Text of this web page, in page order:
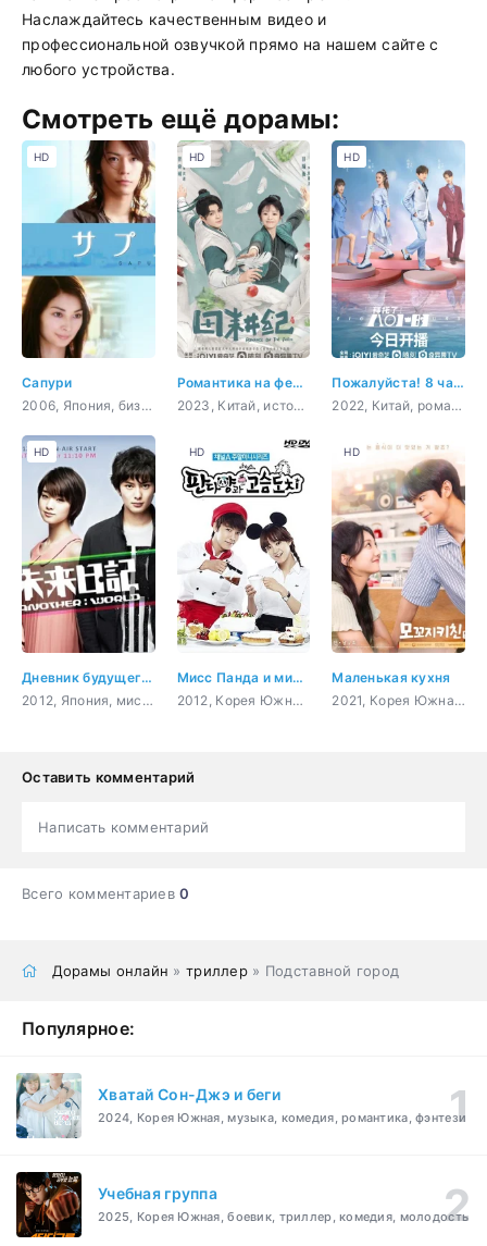
Наслаждайтесь качественным видео и
профессиональной озвучкой прямо на нашем сайте с
любого устройства.
Смотреть ещё дорамы:
Сапури
2006, Япония, бизнес, романтика
HD
Романтика на ферме
2023, Китай, история, комедия, романтика, повседневность
HD
Пожалуйста! 8 часов
2022, Китай, романтика, восточные единоборства, sci-fi
HD
Дневник будущего: Другой мир
2012, Япония, мистика, романтика, sci-fi
HD
Мисс Панда и мистер Ёж
2012, Корея Южная, гурман, комедия, романтика, драма
HD
Маленькая кухня
2021, Корея Южная, гурман, романтика
HD
Оставить комментарий
Написать комментарий
Всего комментариев0
Дорамы онлайн »триллер » Подставной город
Популярное:
Хватай Сон-Джэ и беги
2024, Корея Южная, музыка, комедия, романтика, фэнтези
Учебная группа
2025, Корея Южная, боевик, триллер, комедия, молодость